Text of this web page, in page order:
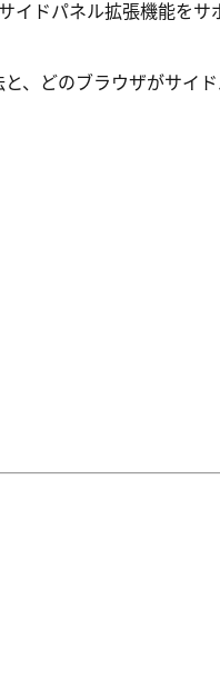
ドパネル拡張機能をサ
、どのブラウザがサイ